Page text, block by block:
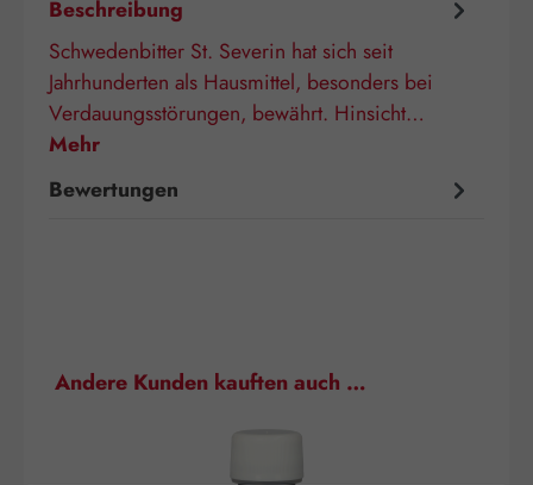
Beschreibung
Schwedenbitter St. Severin hat sich seit
Jahrhunderten als Hausmittel, besonders bei
Verdauungsstörungen, bewährt. Hinsicht…
Mehr
Bewertungen
Produktgalerie überspringen
Andere Kunden kauften auch …